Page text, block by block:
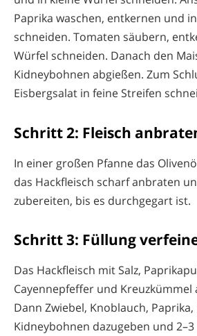
Paprika waschen, entkernen und
schneiden. Tomaten säubern,
Würfel schneiden. Danach den
Kidneybohnen abgießen. Zum
Eisbergsalat in feine Streifen
Schritt 2: Fleisch
In einer großen Pfanne das
das Hackfleisch scharf anbraten
zubereiten, bis es durchgegart ist.
Schritt 3: Füllung
Das Hackfleisch mit Salz,
Cayennepfeffer und Kreuzkümmel
Dann Zwiebel, Knoblauch,
Kidneybohnen dazugeben und